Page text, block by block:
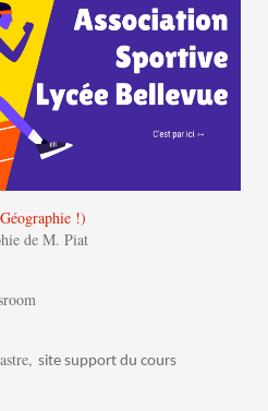
!)
de M. Piat
site support du cours